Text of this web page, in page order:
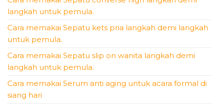
langkah untuk pemula.
Cara memakai Sepatu kets pria langkah demi langkah
untuk pemula.
Cara memakai Sepatu slip on wanita langkah demi
langkah untuk pemula.
Cara memakai Serum anti aging untuk acara formal di
siang hari